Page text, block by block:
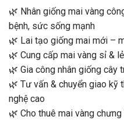
🌿 Nhân giống mai vàng
bệnh, sức sống mạnh
🌿 Lai tạo giống mai mới –
🌿 Cung cấp mai vàng sỉ &
🌿 Gia công nhân giống
🌿 Tư vấn & chuyển giao kỹ
nghệ cao
🌿 Cho thuê mai vàng